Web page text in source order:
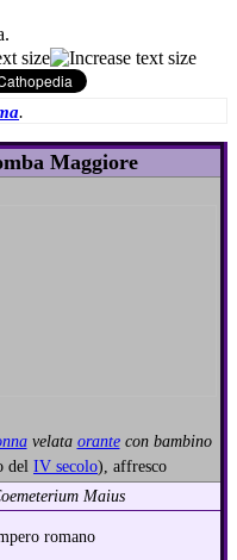
.
Maggiore
velata orantecon bambino
del IV secolo), affresco
Maius
romano